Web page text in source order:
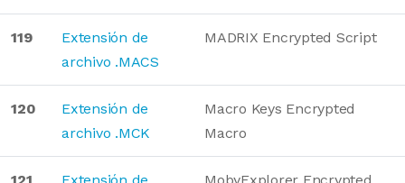
119
Extensión de
archivo .MACS
MADRIX Encrypted Script
120
Extensión de
archivo .MCK
Macro Keys Encrypted
Macro